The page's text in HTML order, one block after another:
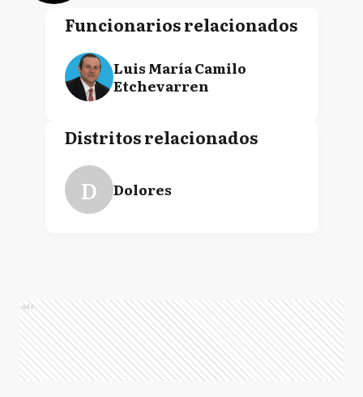
Funcionarios relacionados
Luis María Camilo
Etchevarren
Distritos relacionados
D Dolores
Ads